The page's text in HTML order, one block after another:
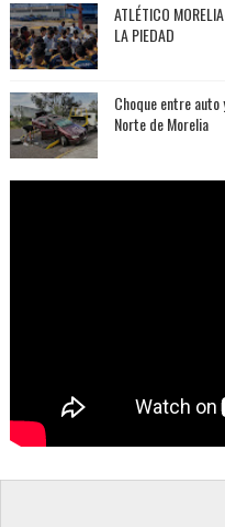
ATLÉTICO
LA PIEDAD
Choque entre
Norte de Morelia